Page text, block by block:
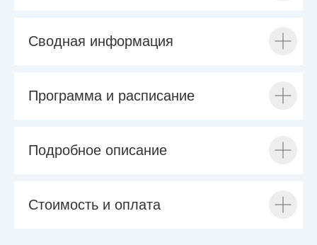
Сводная информация
Программа и расписание
Подробное описание
Стоимость и оплата